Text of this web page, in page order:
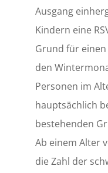
Ausgang
Kindern eine
Grund für
den
Personen im
hauptsächlich
bestehenden
Ab einem Alter
die Zahl der